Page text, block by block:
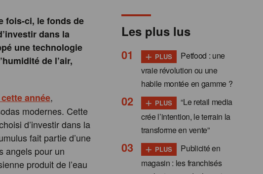
fois-ci, le fonds de
dans la
une technologie
de l’air,
année,
modernes. Cette
d’investir dans la
fait partie d’une
angels pour un
produit de l’eau
Les plus lus
+ PLUS
Petfood : une
vraie révolution ou une
habile montée en gamme ?
+ PLUS
“Le retail media
crée l’intention, le terrain la
transforme en vente”
+ PLUS
Publicité en
magasin : les franchisés